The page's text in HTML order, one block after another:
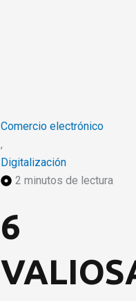
Comercio electrónico
,
Digitalización
2 minutos de lectura
6